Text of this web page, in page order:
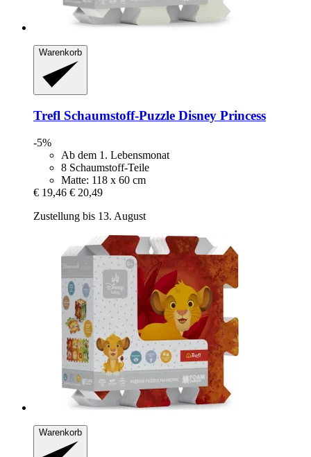
Warenkorb
Trefl Schaumstoff-​Puzzle Disney Princess
-5%
Ab dem 1. Lebensmonat
8 Schaumstoff-Teile
Matte: 118 x 60 cm
€ 19,46 € 20,49
Zustellung bis 13. August
Warenkorb